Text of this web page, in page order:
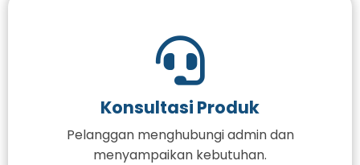
Konsultasi Produk
Pelanggan menghubungi admin dan
menyampaikan kebutuhan.